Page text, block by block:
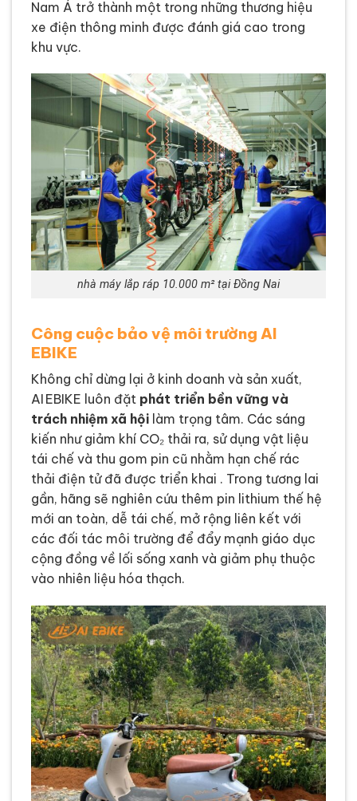
Nam Á trở thành một trong những thương hiệu
xe điện thông minh được đánh giá cao trong
khu vực.
nhà máy lắp ráp 10.000 m² tại Đồng Nai
Công cuộc bảo vệ môi trường AI
EBIKE
Không chỉ dừng lại ở kinh doanh và sản xuất,
AI EBIKE luôn đặt phát triển bền vững và
trách nhiệm xã hội làm trọng tâm. Các sáng
kiến như giảm khí CO₂ thải ra, sử dụng vật liệu
tái chế và thu gom pin cũ nhằm hạn chế rác
thải điện tử đã được triển khai . Trong tương lai
gần, hãng sẽ nghiên cứu thêm pin lithium thế hệ
mới an toàn, dễ tái chế, mở rộng liên kết với
các đối tác môi trường để đẩy mạnh giáo dục
cộng đồng về lối sống xanh và giảm phụ thuộc
vào nhiên liệu hóa thạch.